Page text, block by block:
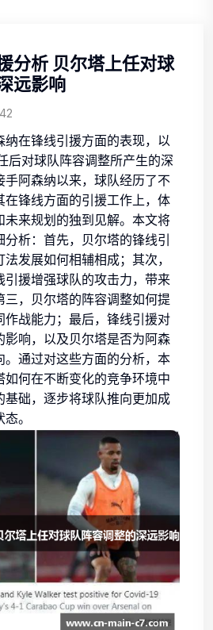
分析 贝尔塔上任对球
远影响
纳在锋线引援方面的表现，以
后对球队阵容调整所产生的深
手阿森纳以来，球队经历了不
在锋线方面的引援工作上，体
未来规划的独到见解。本文将
析：首先，贝尔塔的锋线引
发展如何相辅相成；其次，
引援增强球队的攻击力，带来
三，贝尔塔的阵容调整如何提
作战能力；最后，锋线引援对
影响，以及贝尔塔是否为阿森
。通过对这些方面的分析，本
如何在不断变化的竞争环境中
基础，逐步将球队推向更加成
。